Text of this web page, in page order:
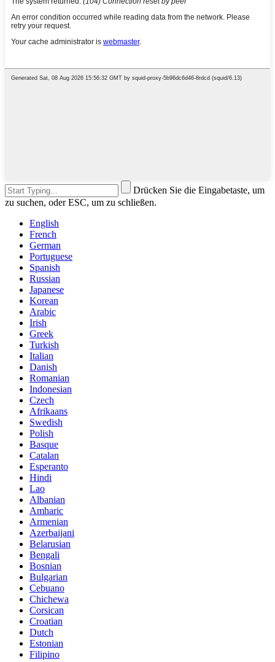
Drücken Sie die Eingabetaste, um
zu suchen, oder ESC, um zu schließen.
English
French
German
Portuguese
Spanish
Russian
Japanese
Korean
Arabic
Irish
Greek
Turkish
Italian
Danish
Romanian
Indonesian
Czech
Afrikaans
Swedish
Polish
Basque
Catalan
Esperanto
Hindi
Lao
Albanian
Amharic
Armenian
Azerbaijani
Belarusian
Bengali
Bosnian
Bulgarian
Cebuano
Chichewa
Corsican
Croatian
Dutch
Estonian
Filipino